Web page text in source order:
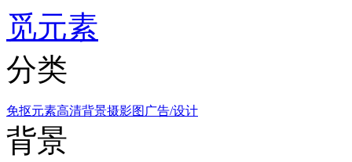
觅元素
分类
免抠元素高清背景摄影图 广告/设计
背景